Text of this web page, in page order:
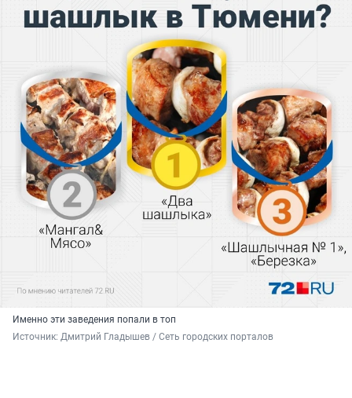
Именно эти заведения попали в топ
Источник: Дмитрий Гладышев / Сеть городских порталов